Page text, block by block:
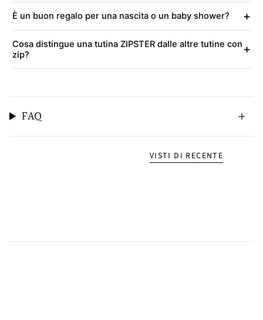
È un buon regalo per una nascita o un baby shower? +
Cosa distingue una tutina ZIPSTER dalle altre tutine con
zip?
+
FAQ
VISTI DI RECENTE